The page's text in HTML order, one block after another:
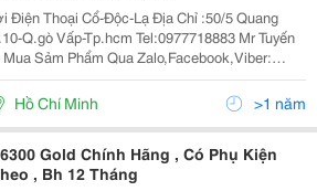
Điện Thoại Cổ-Độc-Lạ Địa Chỉ :50/5 Quang
Q.gò Vấp-Tp.hcm Tel:0977718883 Mr Tuyến
Mua Sảm Phẩm Qua Zalo,Facebook,Viber:
Web:rongmobile.net Kênh Fanpage
Www.facebook.com/Thegioidienthoaicodocla
Hồ Chí Minh >1 năm
Gold Chính Hãng , Có Phụ Kiện
, Bh 12 Tháng